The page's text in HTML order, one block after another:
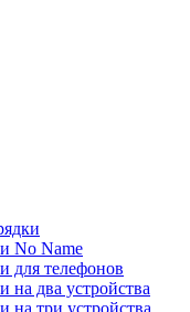
No Name
для телефонов
на два устройства
на три устройства